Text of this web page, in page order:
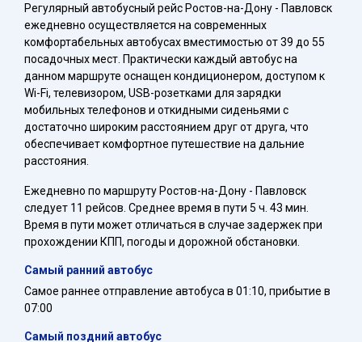
Регулярный автобусный рейс Ростов-на-Дону - Павловск
ежедневно осуществляется на современных
комфортабельных автобусах вместимостью от 39 до 55
посадочных мест. Практически каждый автобус на
данном маршруте оснащен кондиционером, доступом к
Wi-Fi, телевизором, USB-розетками для зарядки
мобильных телефонов и откидными сиденьями с
достаточно широким расстоянием друг от друга, что
обеспечивает комфортное путешествие на дальние
расстояния.
Ежедневно по маршруту Ростов-на-Дону - Павловск
следует 11 рейсов. Среднее время в пути 5 ч. 43 мин.
Время в пути может отличаться в случае задержек при
прохождении КПП, погоды и дорожной обстановки.
Самый ранний автобус
Самое раннее отправление автобуса в 01:10, прибытие в
07:00
Самый поздний автобус